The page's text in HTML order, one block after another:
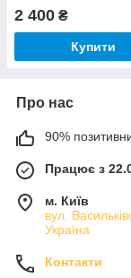
CP2025n
2 400 ₴
Купити
Про нас
90%
Працює з
м. Київ
вул.
Україна
Контакти